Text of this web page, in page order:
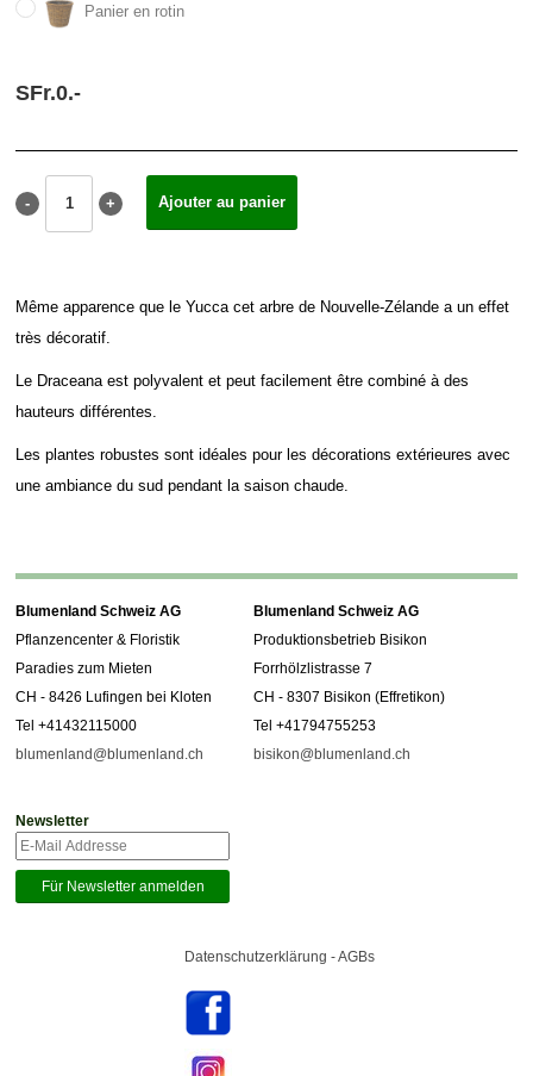
Panier en rotin
SFr.0.-
Même apparence que le Yucca cet arbre de Nouvelle-Zélande a un effet
très décoratif.
Le Draceana est polyvalent et peut facilement être combiné à des
hauteurs différentes.
Les plantes robustes sont idéales pour les décorations extérieures avec
une ambiance du sud pendant la saison chaude.
Blumenland Schweiz AG
Pflanzencenter & Floristik
Paradies zum Mieten
CH - 8426 Lufingen bei Kloten
Tel +41432115000
blumenland@blumenland.ch
Blumenland Schweiz AG
Produktionsbetrieb Bisikon
Forrhölzlistrasse 7
CH - 8307 Bisikon (Effretikon)
Tel +41794755253
bisikon@blumenland.ch
Newsletter
Datenschutzerklärung - AGBs